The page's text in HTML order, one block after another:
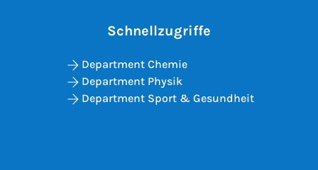
Schnellzugriffe
Department Chemie
Department Physik
Department Sport & Gesundheit